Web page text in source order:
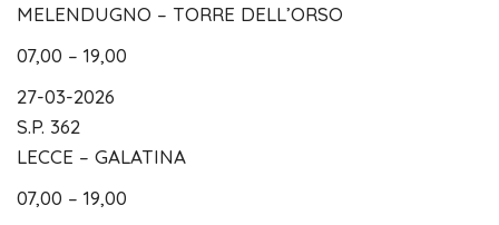
MELENDUGNO – TORRE DELL’ORSO
07,00 – 19,00
27-03-2026
S.P. 362
LECCE – GALATINA
07,00 – 19,00